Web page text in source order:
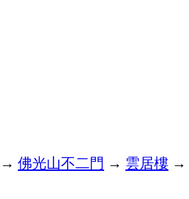
→ 佛光山不二門 → 雲居樓 →